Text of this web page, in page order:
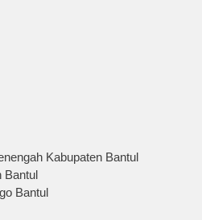
Kabupaten Bantul
Bantul
Bantul